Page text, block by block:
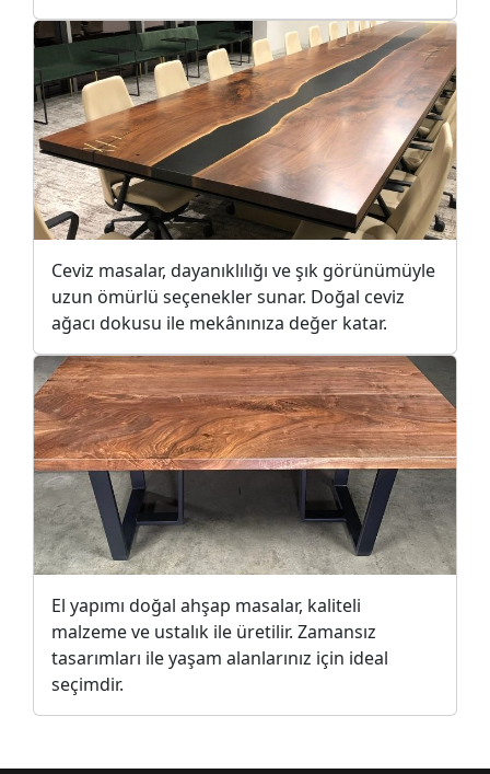
Ceviz masalar, dayanıklılığı ve şık görünümüyle
uzun ömürlü seçenekler sunar. Doğal ceviz
ağacı dokusu ile mekânınıza değer katar.
El yapımı doğal ahşap masalar, kaliteli
malzeme ve ustalık ile üretilir. Zamansız
tasarımları ile yaşam alanlarınız için ideal
seçimdir.